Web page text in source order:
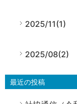
2025/11(1)
2025/08(2)
最近の投稿